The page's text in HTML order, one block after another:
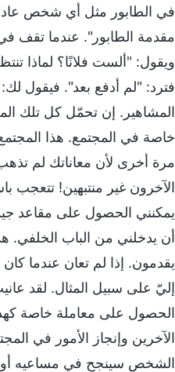
في الطابور مثل أي شخص
مقدمة الطابور". عندما تقف
ويقول: "ألست فلانًا؟ لماذا
فترد: "لم أدفع بعد". فيقول
المشاهير. إن تحمّل كل تلك
خاصة في المجتمع. هذا
مرة أخرى لأن معاناتك لم
الآخرون غير منتبهين! تتعجب
يمكنني الحصول على مقاعد
أن يدخلني من الباب الخلفي.
يقدمون. إذا لم تعان عندما
إليّ على سبيل المثال. لقد
الحصول على معاملة خاصة
الآخرين وإنجاز الأمور في
الشخص سينجح في مساعيه أو